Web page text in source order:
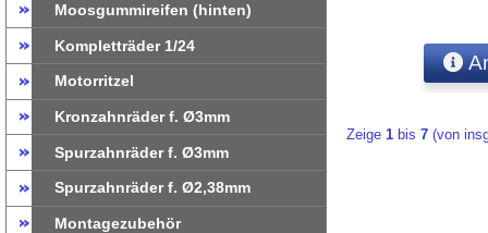
Moosgummireifen (hinten)
Kompletträder 1/24
Motorritzel
Kronzahnräder f. Ø3mm
Spurzahnräder f. Ø3mm
Spurzahnräder f. Ø2,38mm
Montagezubehör
Zeige 1 bis7 (von